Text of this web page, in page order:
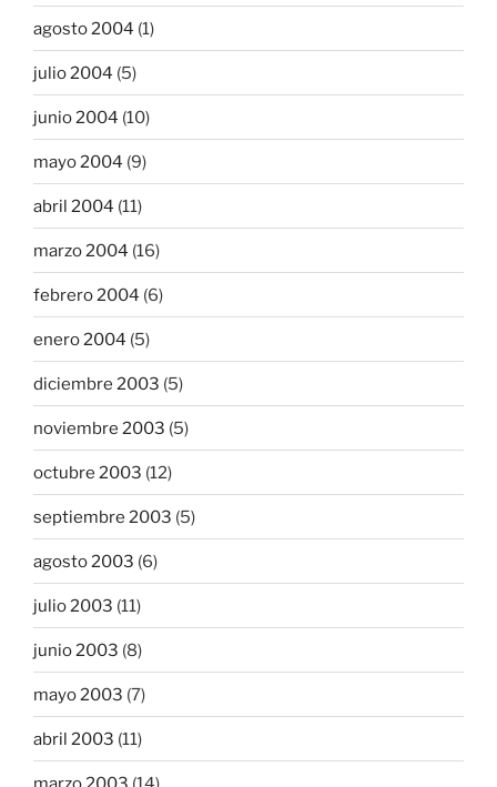
agosto 2004 (1)
julio 2004 (5)
junio 2004 (10)
mayo 2004 (9)
abril 2004 (11)
marzo 2004 (16)
febrero 2004 (6)
enero 2004 (5)
diciembre 2003 (5)
noviembre 2003 (5)
octubre 2003 (12)
septiembre 2003 (5)
agosto 2003 (6)
julio 2003 (11)
junio 2003 (8)
mayo 2003 (7)
abril 2003 (11)